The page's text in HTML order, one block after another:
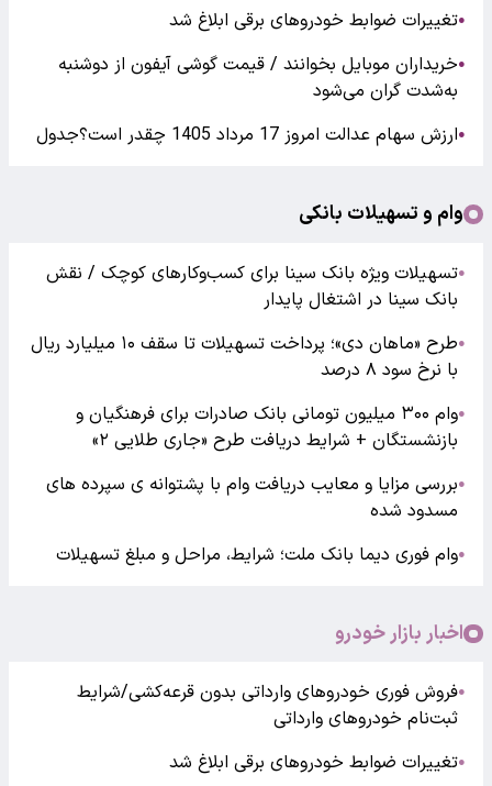
●تغییرات ضوابط خودروهای برقی ابلاغ شد
●خریداران موبایل بخوانند / قیمت گوشی آیفون از دوشنبه
به‌شدت گران‌ می‌شود
●ارزش سهام عدالت امروز 17 مرداد 1405 چقدر است؟جدول
وام و تسهیلات بانکی
●تسهیلات ویژه بانک سینا برای کسب‌وکارهای کوچک / نقش
بانک سینا در اشتغال پایدار
●
طرح «ماهان دی»؛ پرداخت تسهیلات تا سقف ۱۰ میلیارد ریال
با نرخ سود ۸ درصد
●
وام ۳۰۰ میلیون تومانی بانک صادرات برای فرهنگیان و
بازنشستگان + شرایط دریافت طرح «جاری طلایی ۲»
●بررسی مزایا و معایب دریافت وام با پشتوانه ی سپرده های
مسدود شده
●وام فوری دیما بانک ملت؛ شرایط، مراحل و مبلغ تسهیلات
اخبار بازار خودرو
●فروش فوری خودروهای وارداتی بدون قرعه‌کشی/شرایط
ثبت‌نام خودروهای وارداتی
●تغییرات ضوابط خودروهای برقی ابلاغ شد